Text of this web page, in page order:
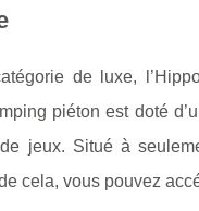
de luxe,
piéton est doté
jeux. Situé à
cela, vous pouvez